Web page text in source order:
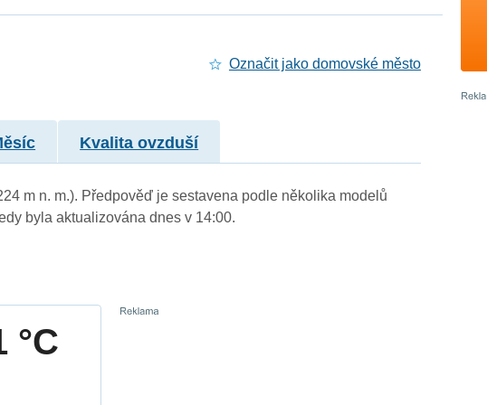
Označit jako domovské město
Kvalita ovzduší
m n. m.). Předpověď je sestavena podle několika modelů
byla aktualizována dnes v 14:00.
°C